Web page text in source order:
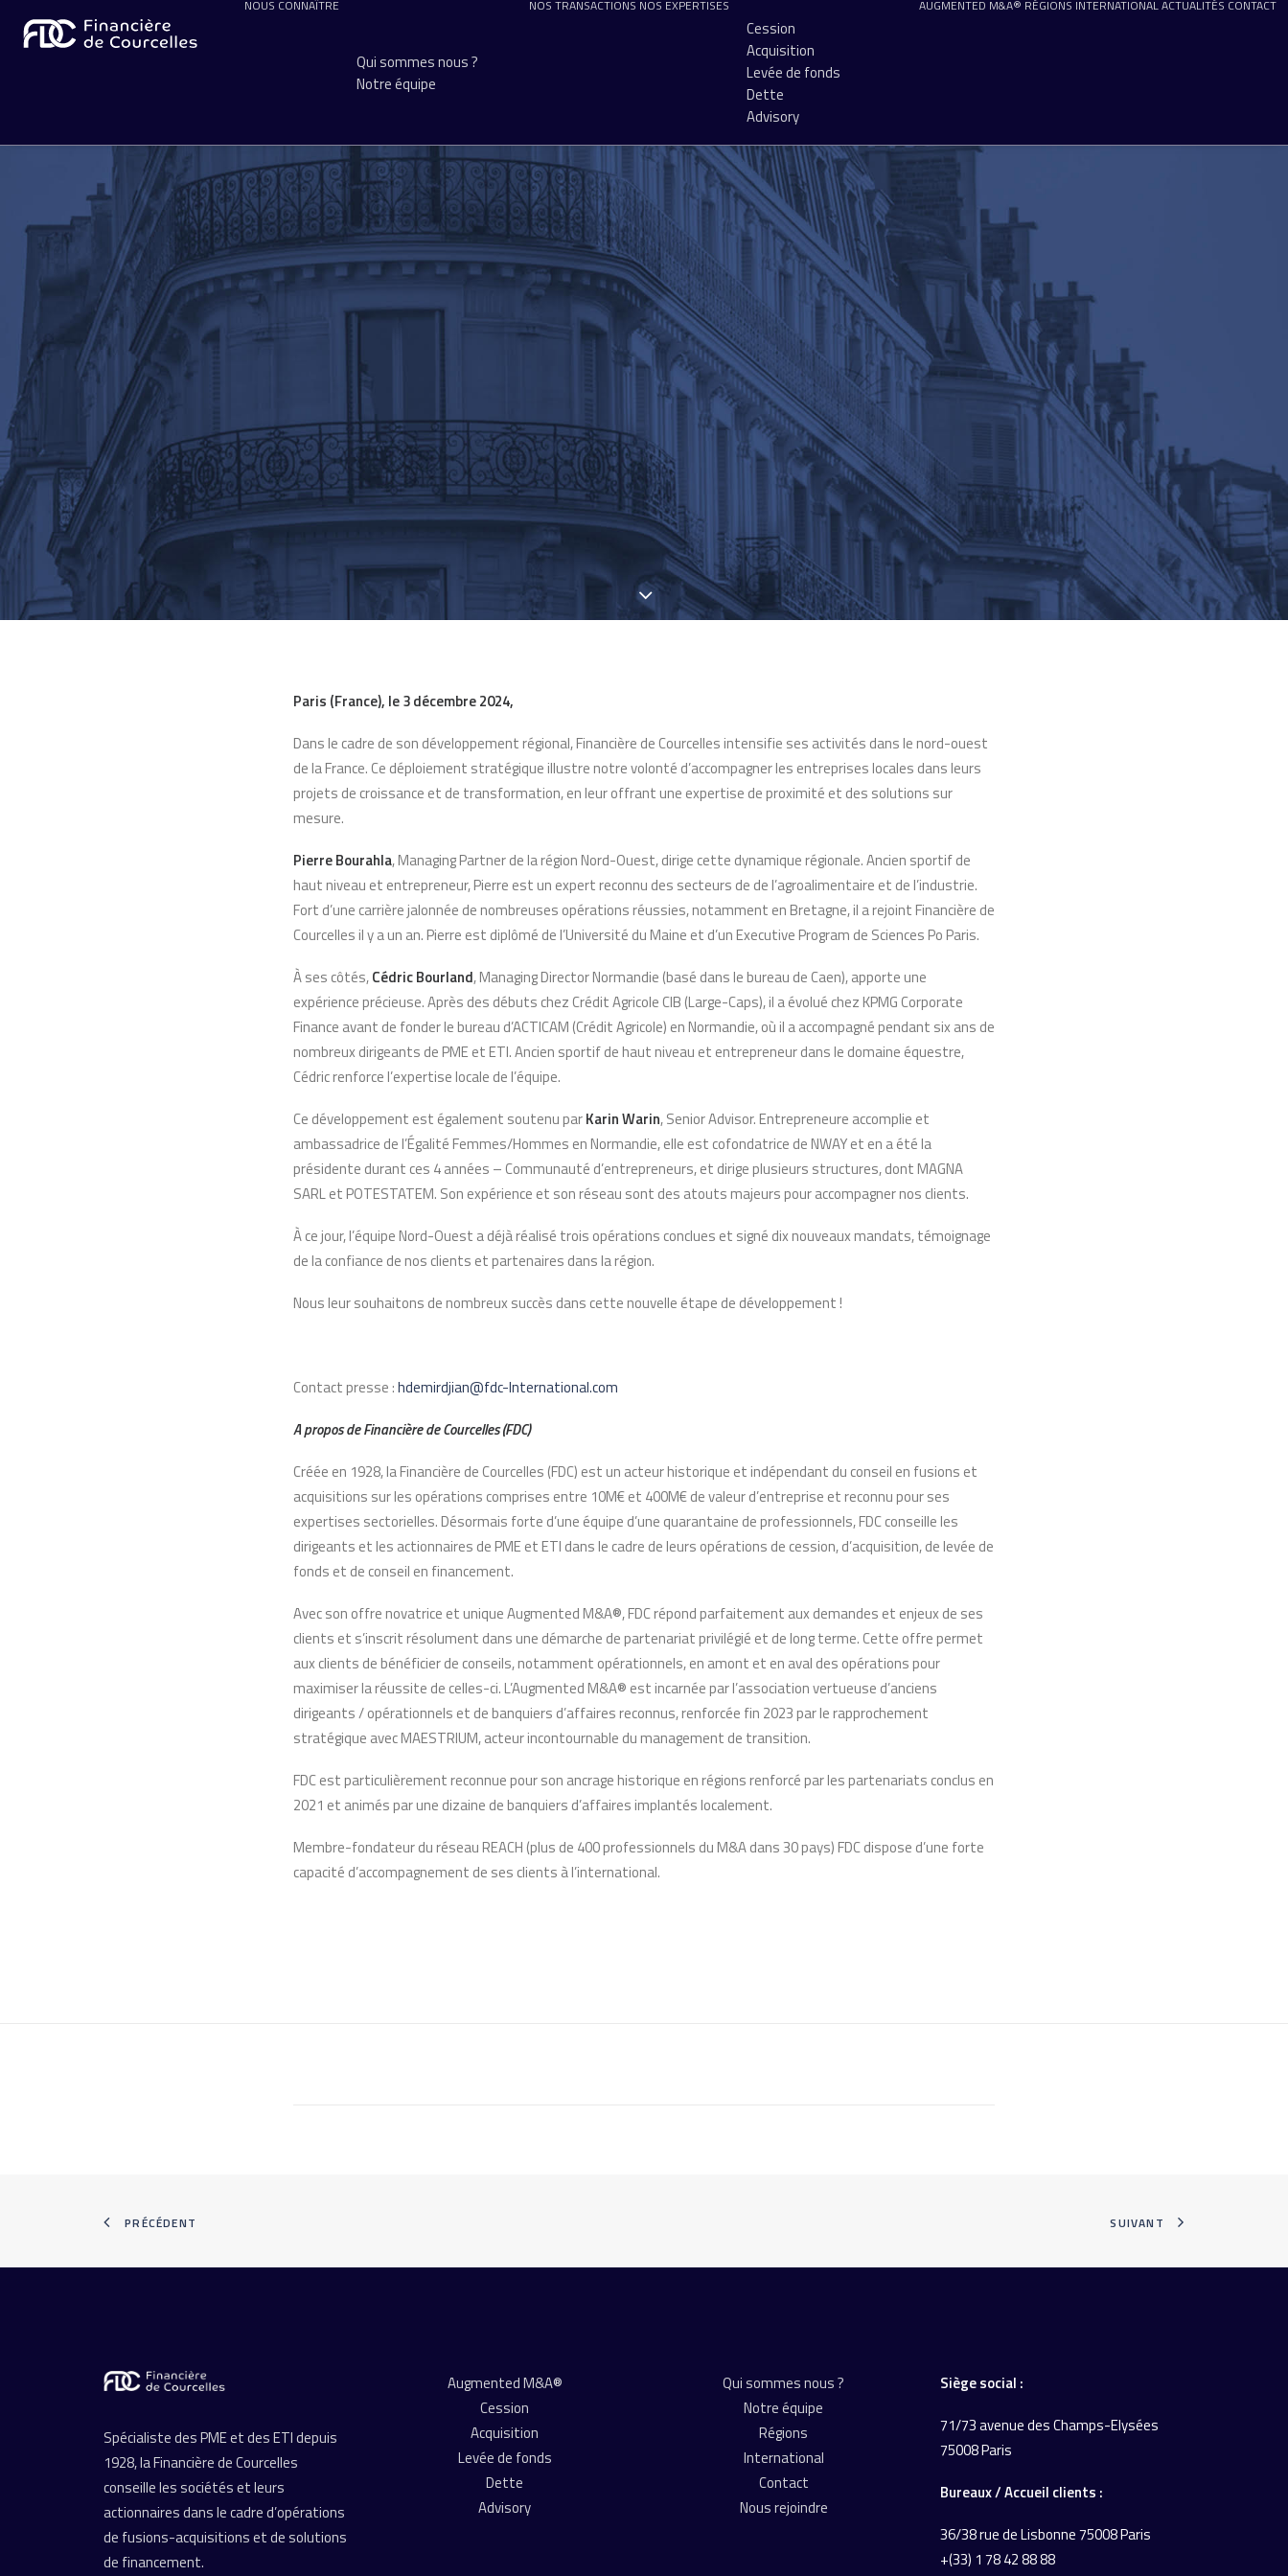
NOUS CONNAÎTRE
Qui sommes nous ?
Notre équipe
NOS TRANSACTIONS NOS EXPERTISES
Cession
Acquisition
Levée de fonds
Dette
Advisory
AUGMENTED M&A® RÉGIONS INTERNATIONALACTUALITÉS CONTACT
Paris (France), le 3 décembre 2024,
Dans le cadre de son développement régional, Financière de Courcelles intensifie ses activités dans le nord-ouest
de la France. Ce déploiement stratégique illustre notre volonté d’accompagner les entreprises locales dans leurs
projets de croissance et de transformation, en leur offrant une expertise de proximité et des solutions sur
mesure.
Pierre Bourahla, Managing Partner de la région Nord-Ouest, dirige cette dynamique régionale. Ancien sportif de
haut niveau et entrepreneur, Pierre est un expert reconnu des secteurs de de l’agroalimentaire et de l’industrie.
Fort d’une carrière jalonnée de nombreuses opérations réussies, notamment en Bretagne, il a rejoint Financière de
Courcelles il y a un an. Pierre est diplômé de l’Université du Maine et d’un Executive Program de Sciences Po Paris.
À ses côtés,Cédric Bourland, Managing Director Normandie (basé dans le bureau de Caen), apporte une
expérience précieuse. Après des débuts chez Crédit Agricole CIB (Large-Caps), il a évolué chez KPMG Corporate
Finance avant de fonder le bureau d’ACTICAM (Crédit Agricole) en Normandie, où il a accompagné pendant six ans de
nombreux dirigeants de PME et ETI. Ancien sportif de haut niveau et entrepreneur dans le domaine équestre,
Cédric renforce l’expertise locale de l’équipe.
Ce développement est également soutenu parKarin Warin, Senior Advisor. Entrepreneure accomplie et
ambassadrice de l’Égalité Femmes/Hommes en Normandie, elle est cofondatrice de NWAY et en a été la
présidente durant ces 4 années – Communauté d’entrepreneurs, et dirige plusieurs structures, dont MAGNA
SARL et POTESTATEM. Son expérience et son réseau sont des atouts majeurs pour accompagner nos clients.
À ce jour, l’équipe Nord-Ouest a déjà réalisé trois opérations conclues et signé dix nouveaux mandats, témoignage
de la confiance de nos clients et partenaires dans la région.
Nous leur souhaitons de nombreux succès dans cette nouvelle étape de développement !
Contact presse :hdemirdjian@fdc-International.com
A propos de Financière de Courcelles (FDC)
Créée en 1928, la Financière de Courcelles (FDC) est un acteur historique et indépendant du conseil en fusions et
acquisitions sur les opérations comprises entre 10M€ et 400M€ de valeur d’entreprise et reconnu pour ses
expertises sectorielles. Désormais forte d’une équipe d’une quarantaine de professionnels, FDC conseille les
dirigeants et les actionnaires de PME et ETI dans le cadre de leurs opérations de cession, d’acquisition, de levée de
fonds et de conseil en financement.
Avec son offre novatrice et unique Augmented M&A®, FDC répond parfaitement aux demandes et enjeux de ses
clients et s’inscrit résolument dans une démarche de partenariat privilégié et de long terme. Cette offre permet
aux clients de bénéficier de conseils, notamment opérationnels, en amont et en aval des opérations pour
maximiser la réussite de celles-ci. L’Augmented M&A® est incarnée par l’association vertueuse d’anciens
dirigeants / opérationnels et de banquiers d’affaires reconnus, renforcée fin 2023 par le rapprochement
stratégique avec MAESTRIUM, acteur incontournable du management de transition.
FDC est particulièrement reconnue pour son ancrage historique en régions renforcé par les partenariats conclus en
2021 et animés par une dizaine de banquiers d’affaires implantés localement.
Membre-fondateur du réseau REACH (plus de 400 professionnels du M&A dans 30 pays) FDC dispose d’une forte
capacité d’accompagnement de ses clients à l’international.
PRÉCÉDENT SUIVANT
Spécialiste des PME et des ETI depuis
1928, la Financière de Courcelles
conseille les sociétés et leurs
actionnaires dans le cadre d’opérations
de fusions-acquisitions et de solutions
de financement.
Augmented M&A®
Cession
Acquisition
Levée de fonds
Dette
Advisory
Qui sommes nous ?
Notre équipe
Régions
International
Contact
Nous rejoindre
Siège social :
71/73 avenue des Champs-Elysées
75008 Paris
Bureaux / Accueil clients :
36/38 rue de Lisbonne75008 Paris
+(33) 1 78 42 88 88